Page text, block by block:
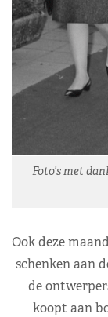
Foto’s met
Ook deze
schenken aan
de
koopt aan